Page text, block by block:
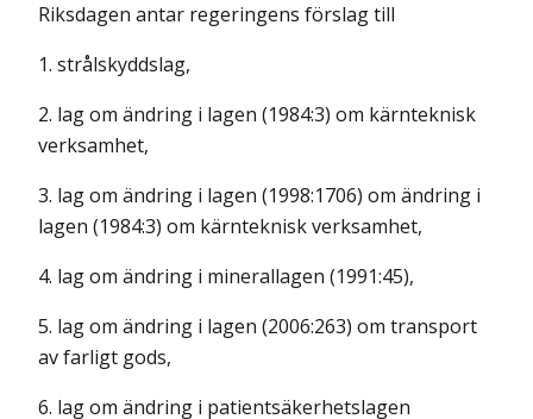
Riksdagen antar regeringens förslag till
1. strålskyddslag,
2. lag om ändring i lagen (1984:3) om kärnteknisk
verksamhet,
3. lag om ändring i lagen (1998:1706) om ändring i
lagen (1984:3) om kärnteknisk verksamhet,
4. lag om ändring i minerallagen (1991:45),
5. lag om ändring i lagen (2006:263) om transport
av farligt gods,
6. lag om ändring i patientsäkerhetslagen